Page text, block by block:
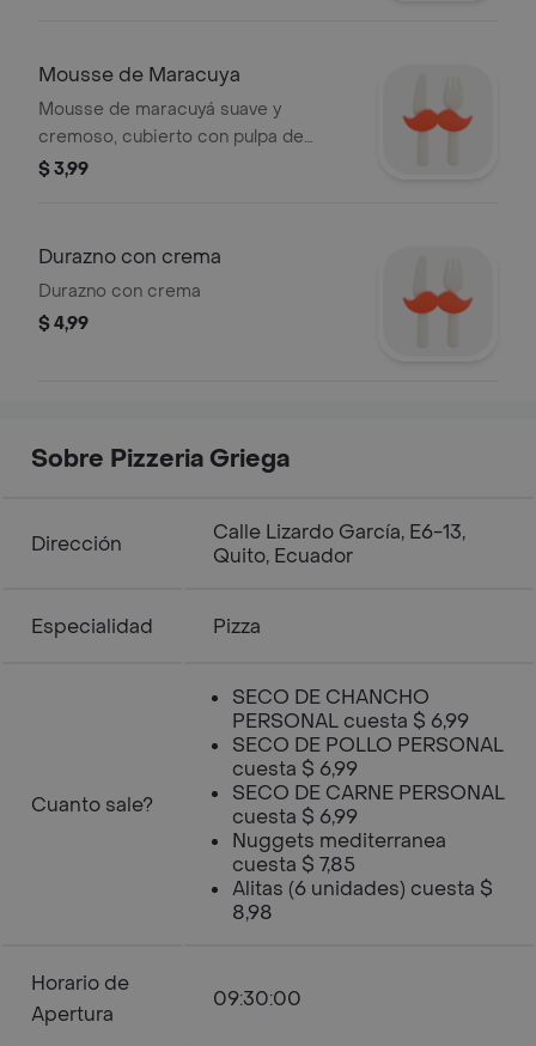
Mousse de Maracuya
Mousse de maracuyá suave y
cremoso, cubierto con pulpa de
maracuyá fresca.
$ 3,99
Durazno con crema
Durazno con crema
$ 4,99
Sobre Pizzeria Griega
Dirección
Calle Lizardo García, E6-13,
Quito, Ecuador
Especialidad Pizza
Cuanto sale?
SECO DE CHANCHO
PERSONAL cuesta $ 6,99
SECO DE POLLO PERSONAL
cuesta $ 6,99
SECO DE CARNE PERSONAL
cuesta $ 6,99
Nuggets mediterranea
cuesta $ 7,85
Alitas (6 unidades) cuesta $
8,98
Horario de
Apertura
09:30:00